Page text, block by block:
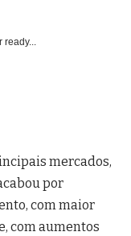
ready...
mercados,
por
com maior
com aumentos